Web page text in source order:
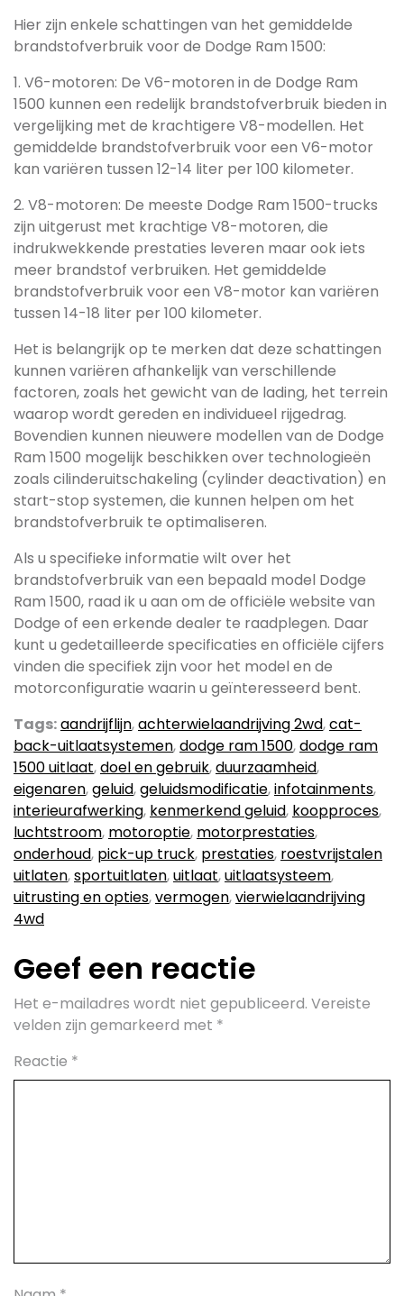
Hier zijn enkele schattingen van het gemiddelde
brandstofverbruik voor de Dodge Ram 1500:
1. V6-motoren: De V6-motoren in de Dodge Ram
1500 kunnen een redelijk brandstofverbruik bieden in
vergelijking met de krachtigere V8-modellen. Het
gemiddelde brandstofverbruik voor een V6-motor
kan variëren tussen 12-14 liter per 100 kilometer.
2. V8-motoren: De meeste Dodge Ram 1500-trucks
zijn uitgerust met krachtige V8-motoren, die
indrukwekkende prestaties leveren maar ook iets
meer brandstof verbruiken. Het gemiddelde
brandstofverbruik voor een V8-motor kan variëren
tussen 14-18 liter per 100 kilometer.
Het is belangrijk op te merken dat deze schattingen
kunnen variëren afhankelijk van verschillende
factoren, zoals het gewicht van de lading, het terrein
waarop wordt gereden en individueel rijgedrag.
Bovendien kunnen nieuwere modellen van de Dodge
Ram 1500 mogelijk beschikken over technologieën
zoals cilinderuitschakeling (cylinder deactivation) en
start-stop systemen, die kunnen helpen om het
brandstofverbruik te optimaliseren.
Als u specifieke informatie wilt over het
brandstofverbruik van een bepaald model Dodge
Ram 1500, raad ik u aan om de officiële website van
Dodge of een erkende dealer te raadplegen. Daar
kunt u gedetailleerde specificaties en officiële cijfers
vinden die specifiek zijn voor het model en de
motorconfiguratie waarin u geïnteresseerd bent.
Tags:aandrijflijn,achterwielaandrijving 2wd,cat-
back-uitlaatsystemen,dodge ram 1500,dodge ram
1500 uitlaat,doel en gebruik,duurzaamheid,
eigenaren,geluid,geluidsmodificatie,infotainments,
interieurafwerking, kenmerkend geluid, koopproces,
luchtstroom, motoroptie, motorprestaties,
onderhoud, pick-up truck, prestaties, roestvrijstalen
uitlaten,sportuitlaten,uitlaat,uitlaatsysteem,
uitrusting en opties,vermogen,vierwielaandrijving
4wd
Geef een reactie
Het e-mailadres wordt niet gepubliceerd. Vereiste
velden zijn gemarkeerd met *
Reactie *